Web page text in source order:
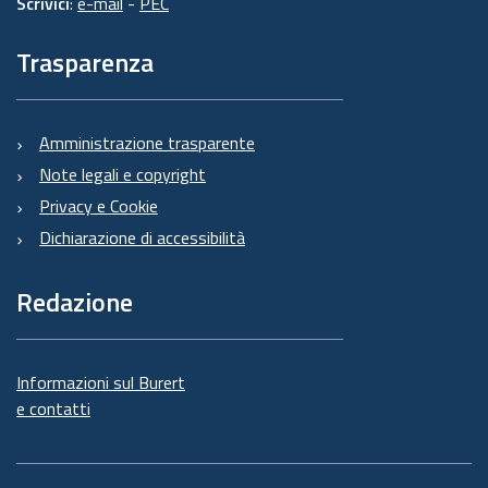
Trasparenza
Amministrazione trasparente
Note legali e copyright
Privacy e Cookie
Dichiarazione di accessibilità
Redazione
Informazioni sul Burert
e contatti